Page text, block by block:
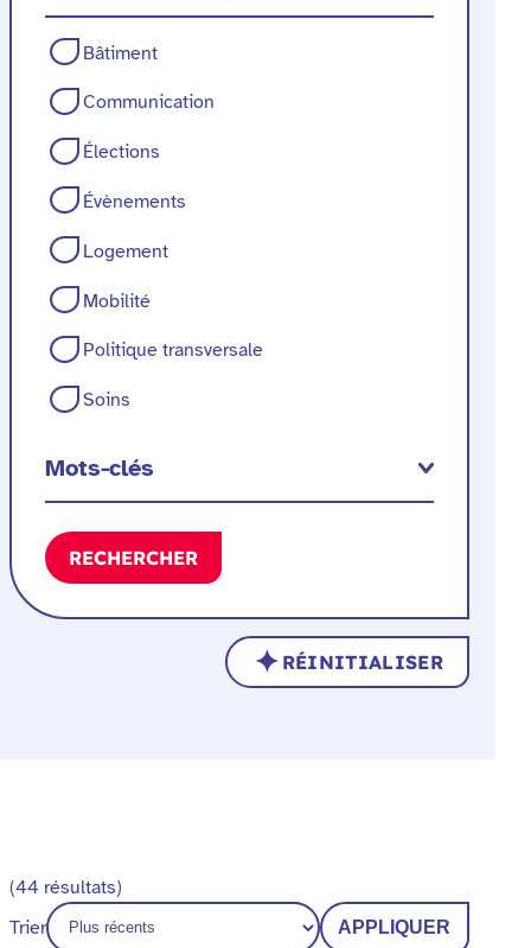
Axes
de
travail
Bâtiment
Communication
Élections
Évènements
Logement
Mobilité
Politique transversale
Soins
Mots-clés
RECHERCHER
RÉINITIALISER
(44 résultats)
Trier
APPLIQUER